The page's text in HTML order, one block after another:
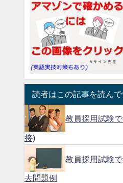
読者はこの記事を読んで
教員採用試験
接)
教員採用試験
去問題例